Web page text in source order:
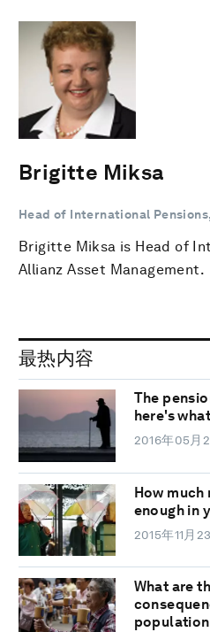
Brigitte Miksa
Head of International
Brigitte Miksa is Head of
Allianz Asset Management.
最热内容
The
here's
2016年05月
How
enough in
2015年11月
What are